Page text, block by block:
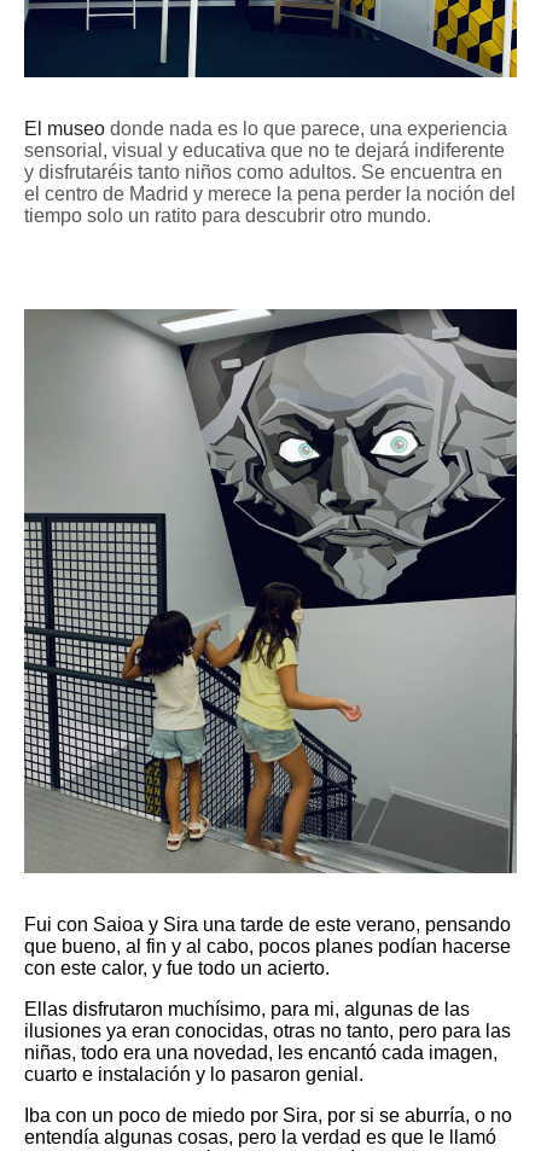
El museo donde nada es lo que parece, una experiencia
sensorial, visual y educativa que no te dejará indiferente
y disfrutaréis tanto niños como adultos. Se encuentra en
el centro de Madrid y merece la pena perder la noción del
tiempo solo un ratito para descubrir otro mundo.
Fui con Saioa y Sira una tarde de este verano, pensando
que bueno, al fin y al cabo, pocos planes podían hacerse
con este calor, y fue todo un acierto.
Ellas disfrutaron muchísimo, para mi, algunas de las
ilusiones ya eran conocidas, otras no tanto, pero para las
niñas, todo era una novedad, les encantó cada imagen,
cuarto e instalación y lo pasaron genial.
Iba con un poco de miedo por Sira, por si se aburría, o no
entendía algunas cosas, pero la verdad es que le llamó